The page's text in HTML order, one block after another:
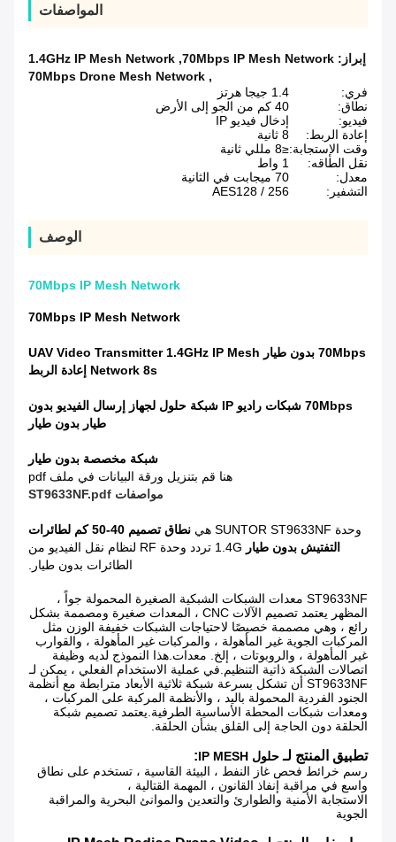
المواصفات
إبراز: 70Mbps IP Mesh Network
,
1.4GHz IP Mesh Network
,
70Mbps Drone Mesh Network
فري:
1.4 جيجا هرتز
نطاق:
40 كم من الجو إلى الأرض
فيديو:
إدخال فيديو IP
إعادة الربط:
8 ثانية
وقت الإستجابة:≤8 مللي ثانية
نقل الطاقه:
1 واط
معدل:
70 ميجابت في الثانية
التشفير:
AES128 / 256
الوصف
70Mbps IP Mesh Network
70Mbps IP Mesh Network
70Mbps بدون طيار UAV Video Transmitter 1.4GHz IP Mesh
Network 8s إعادة الربط
70Mbps شبكات راديو IP شبكة حلول لجهاز إرسال الفيديو بدون
طيار بدون طيار
شبكة مخصصة بدون طيار
هنا قم بتنزيل ورقة البيانات في ملف pdf
مواصفات ST9633NF.pdf
وحدة SUNTOR ST9633NF هي
نطاق تصميم 40-50 كم لطائرات
التفتيش بدون طيار
1.4G تردد وحدة RF لنظام نقل الفيديو من
الطائرات بدون طيار.
ST9633NF معدات الشبكات الشبكية الصغيرة المحمولة جواً ،
المظهر يعتمد تصميم الآلات CNC ، المعدات صغيرة ومصممة بشكل
رائع ، وهي مصممة خصيصًا لاحتياجات الشبكات خفيفة الوزن مثل
المركبات الجوية غير المأهولة ، والمركبات غير المأهولة ، والقوارب
غير المأهولة ، والروبوتات ، إلخ. معدات.هذا النموذج لديه وظيفة
اتصالات الشبكة ذاتية التنظيم.في عملية الاستخدام الفعلي ، يمكن لـ
ST9633NF أن تشكل بسرعة شبكة ثلاثية الأبعاد مترابطة مع أنظمة
الجنود الفردية المحمولة باليد ، والأنظمة المركبة على المركبات ،
ومعدات شبكات المحطة الأساسية الطرفية.يعتمد تصميم شبكة
الحلقة دون الحاجة إلى القلق بشأن الحلقة.
تطبيق المنتج لـحلول IP MESH :
رسم خرائط فحص غاز النفط ، البيئة القاسية ، تستخدم على نطاق
واسع في مراقبة إنفاذ القانون ، المهمة القتالية ،
الاستجابة الأمنية والطوارئ والتعدين والموانئ البحرية والمراقبة
الجوية